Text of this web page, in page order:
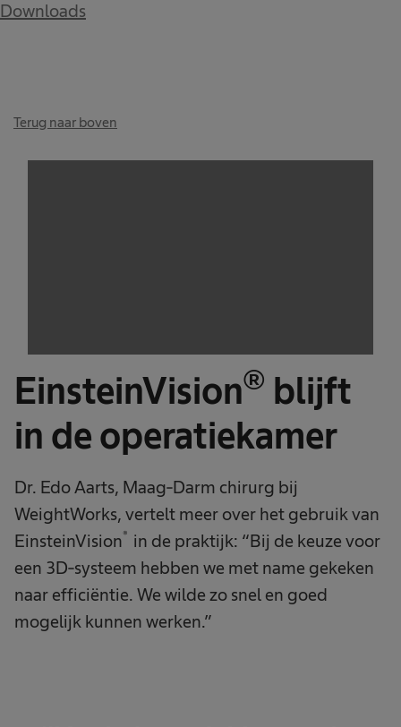
Downloads
Terug naar boven
EinsteinVision® blijft
in de operatiekamer
Dr. Edo Aarts, Maag-Darm chirurg bij
WeightWorks, vertelt meer over het gebruik van
EinsteinVision® in de praktijk: “Bij de keuze voor
een 3D-systeem hebben we met name gekeken
naar efficiëntie. We wilde zo snel en goed
mogelijk kunnen werken.”